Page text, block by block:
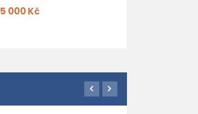
5 000 Kč